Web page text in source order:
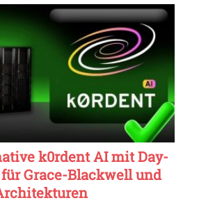
k0rdent AI mit Day-
Grace-Blackwell und